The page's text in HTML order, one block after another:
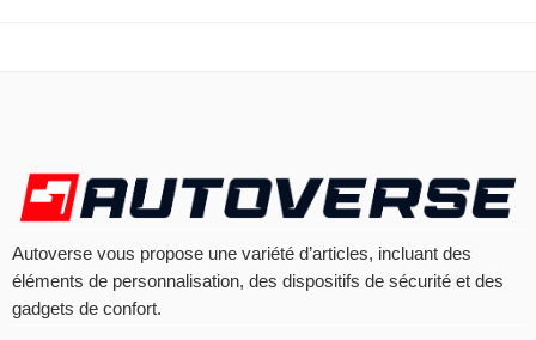
Autoverse vous propose une variété d’articles, incluant des
éléments de personnalisation, des dispositifs de sécurité et des
gadgets de confort.